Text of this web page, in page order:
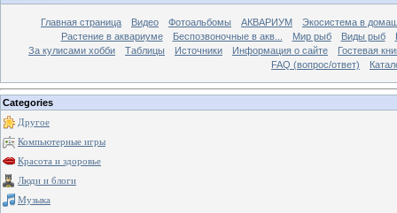
Главная страница Видео Фотоальбомы АКВАРИУМ
Экосистема в
Растение в аквариуме
Беспозвоночные в акв... Мир рыб Виды рыб
За кулисами хобби
Таблицы Источники Информация о сайте
Гостевая
FAQ (вопрос/ответ)
Categories
Другое
Компьютерные игры
Красота и здоровье
Люди и блоги
Музыка